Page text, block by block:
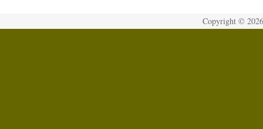
Copyright © 2026